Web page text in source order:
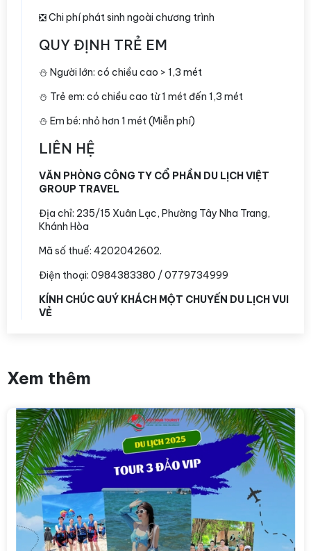
❎ Chi phí phát sinh ngoài chương trình
QUY ĐỊNH TRẺ EM
⛄️ Người lớn: có chiều cao > 1,3 mét
⛄️ Trẻ em: có chiều cao từ 1 mét đến 1,3 mét
⛄️ Em bé: nhỏ hơn 1 mét (Miễn phí)
LIÊN HỆ
VĂN PHÒNG CÔNG TY CỔ PHẦN DU LỊCH VIỆT
GROUP TRAVEL
Địa chỉ: 235/15 Xuân Lạc, Phường Tây Nha Trang,
Khánh Hòa
Mã số thuế: 4202042602.
Điện thoại: 0984383380 / 0779734999
KÍNH CHÚC QUÝ KHÁCH MỘT CHUYẾN DU LỊCH VUI
VẺ
Xem thêm